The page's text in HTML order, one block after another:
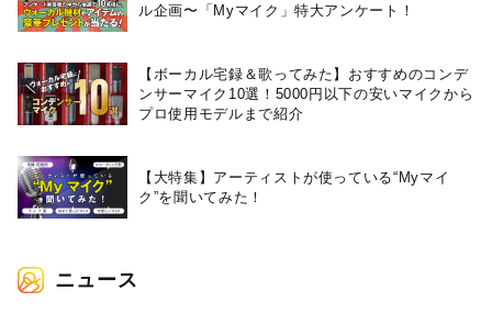
ル企画〜「Myマイク」特大アンケート！
【ボーカル宅録＆歌ってみた】おすすめのコンデ
ンサーマイク10選！5000円以下の安いマイクから
プロ使用モデルまで紹介
【大特集】アーティストが使っている“Myマイ
ク”を聞いてみた！
ニュース